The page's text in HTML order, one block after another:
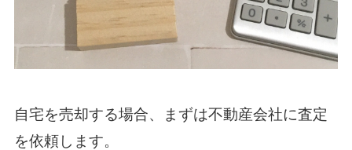
自宅を売却する場合、まずは不動産会社に査定
を依頼します。